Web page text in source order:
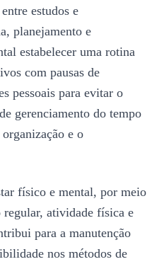
estudos e
planejamento e
estabelecer uma rotina
com pausas de
pessoais para evitar o
gerenciamento do tempo
e o
físico e mental, por meio
regular, atividade física e
para a manutenção
nos métodos de